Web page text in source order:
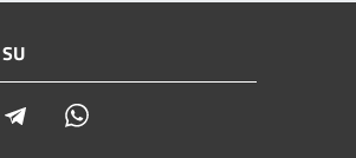
Telegram